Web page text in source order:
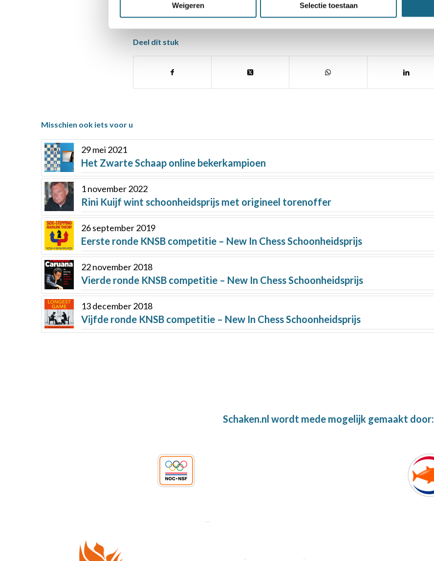
Weigeren Selectie toestaan
Competitie,Schoonheidsprijs
Deel dit stuk
Misschien ook iets voor u
29 mei 2021
Het Zwarte Schaap online bekerkampioen
1 november 2022
Rini Kuijf wint schoonheidsprijs met origineel torenoffer
26 september 2019
Eerste ronde KNSB competitie – New In Chess Schoonheidsprijs
22 november 2018
Vierde ronde KNSB competitie – New In Chess Schoonheidsprijs
13 december 2018
Vijfde ronde KNSB competitie – New In Chess Schoonheidsprijs
Schaken.nl wordt mede mogelijk gemaakt door: